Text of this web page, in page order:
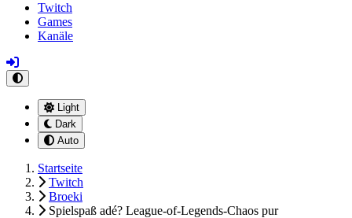
Twitch
Games
Kanäle
Light
Dark
Auto
Startseite
Twitch
Broeki
Spielspaß adé? League-of-Legends-Chaos pur